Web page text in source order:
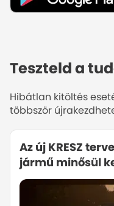
Teszteld a
Hibátlan kitöltés
többször
Az új KRESZ
jármű minősül